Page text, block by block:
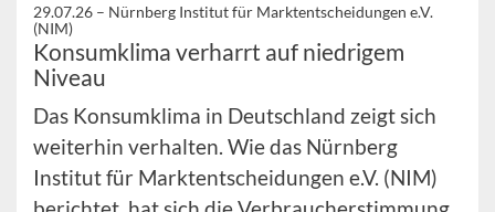
29.07.26 – Nürnberg Institut für Marktentscheidungen e.V.
(NIM)
Konsumklima verharrt auf niedrigem
Niveau
Das Konsumklima in Deutschland zeigt sich
weiterhin verhalten. Wie das Nürnberg
Institut für Marktentscheidungen e.V. (NIM)